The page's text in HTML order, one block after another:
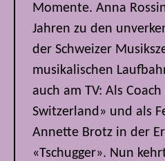
Momente. Anna
Jahren zu den
der Schweizer
musikalischen
auch am TV: Als
Switzerland» und als
Annette Brotz in der
«Tschugger». Nun